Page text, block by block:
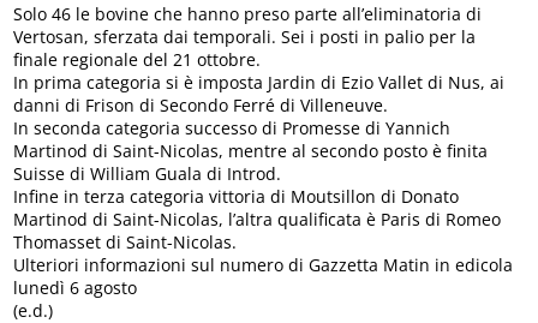
Solo 46 le bovine che hanno preso parte all’eliminatoria di
Vertosan, sferzata dai temporali. Sei i posti in palio per la
finale regionale del 21 ottobre.
In prima categoria si è imposta Jardin di Ezio Vallet di Nus, ai
danni di Frison di Secondo Ferré di Villeneuve.
In seconda categoria successo di Promesse di Yannich
Martinod di Saint-Nicolas, mentre al secondo posto è finita
Suisse di William Guala di Introd.
Infine in terza categoria vittoria di Moutsillon di Donato
Martinod di Saint-Nicolas, l’altra qualificata è Paris di Romeo
Thomasset di Saint-Nicolas.
Ulteriori informazioni sul numero di Gazzetta Matin in edicola
lunedì 6 agosto
(e.d.)